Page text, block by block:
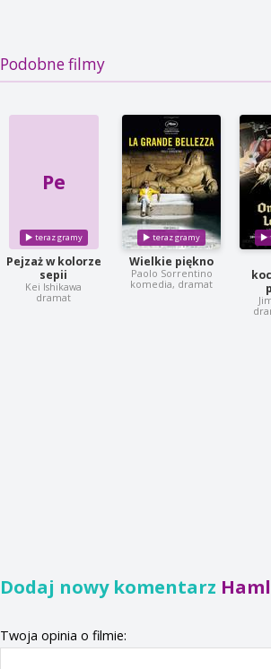
Podobne filmy
Pe
Pejzaż w kolorze
sepii
Kei Ishikawa
dramat
Wielkie piękno
Paolo Sorrentino
komedia, dramat
Dodaj nowy komentarz
Twoja opinia o filmie: